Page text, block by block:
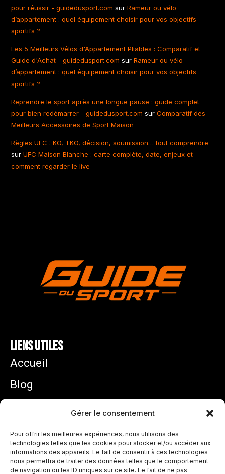
Gérer le consentement
Pour offrir les meilleures expériences, nous utilisons des
technologies telles que les cookies pour stocker et/ou accéder aux
informations des appareils. Le fait de consentir à ces technologies
nous permettra de traiter des données telles que le comportement
de navigation ou les ID uniques sur ce site. Le fait de ne pas
pour réussir - guidedusport.com surRameur ou vélo
d’appartement : quel équipement choisir pour vos objectifs
sportifs ?
Les 5 Meilleurs Vélos d'Appartement Pliables : Comparatif et
Guide d'Achat - guidedusport.com surRameur ou vélo
d’appartement : quel équipement choisir pour vos objectifs
sportifs ?
Reprendre le sport après une longue pause : guide complet
pour bien redémarrer - guidedusport.com surComparatif des
Meilleurs Accessoires de Sport Maison
Règles UFC : KO, TKO, décision, soumission… tout comprendre
surUFC Maison Blanche : carte complète, date, enjeux et
comment regarder le live
Liens utiles
Accueil
Blog
Politique de confidentialité
Zidane équipe de France : pourquoi son arrivée
ouvre une nouvelle ère chez les Bleus